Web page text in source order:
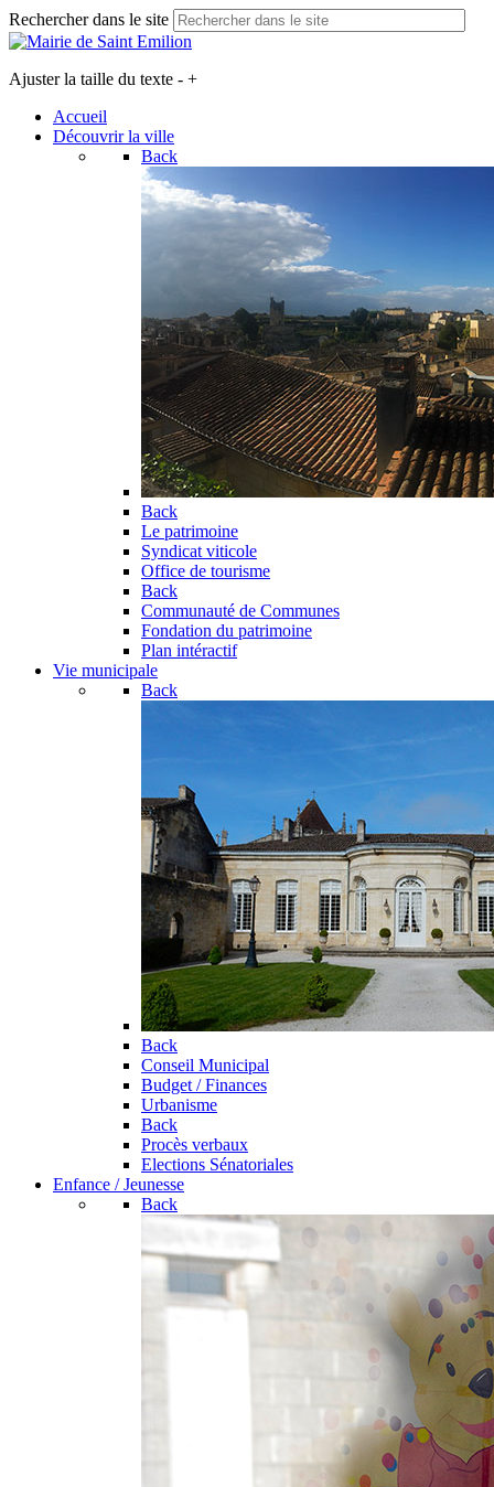
Rechercher dans le site
Ajuster la taille du texte - +
Accueil
Découvrir la ville
Back
Back
Le patrimoine
Syndicat viticole
Office de tourisme
Back
Communauté de Communes
Fondation du patrimoine
Plan intéractif
Vie municipale
Back
Back
Conseil Municipal
Budget / Finances
Urbanisme
Back
Procès verbaux
Elections Sénatoriales
Enfance / Jeunesse
Back